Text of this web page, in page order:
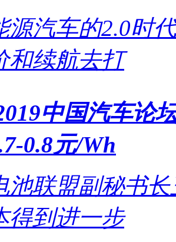
源汽车的2.0时
和续航去打
中国汽车论
0.8元/Wh
池联盟副秘书
得到进一步